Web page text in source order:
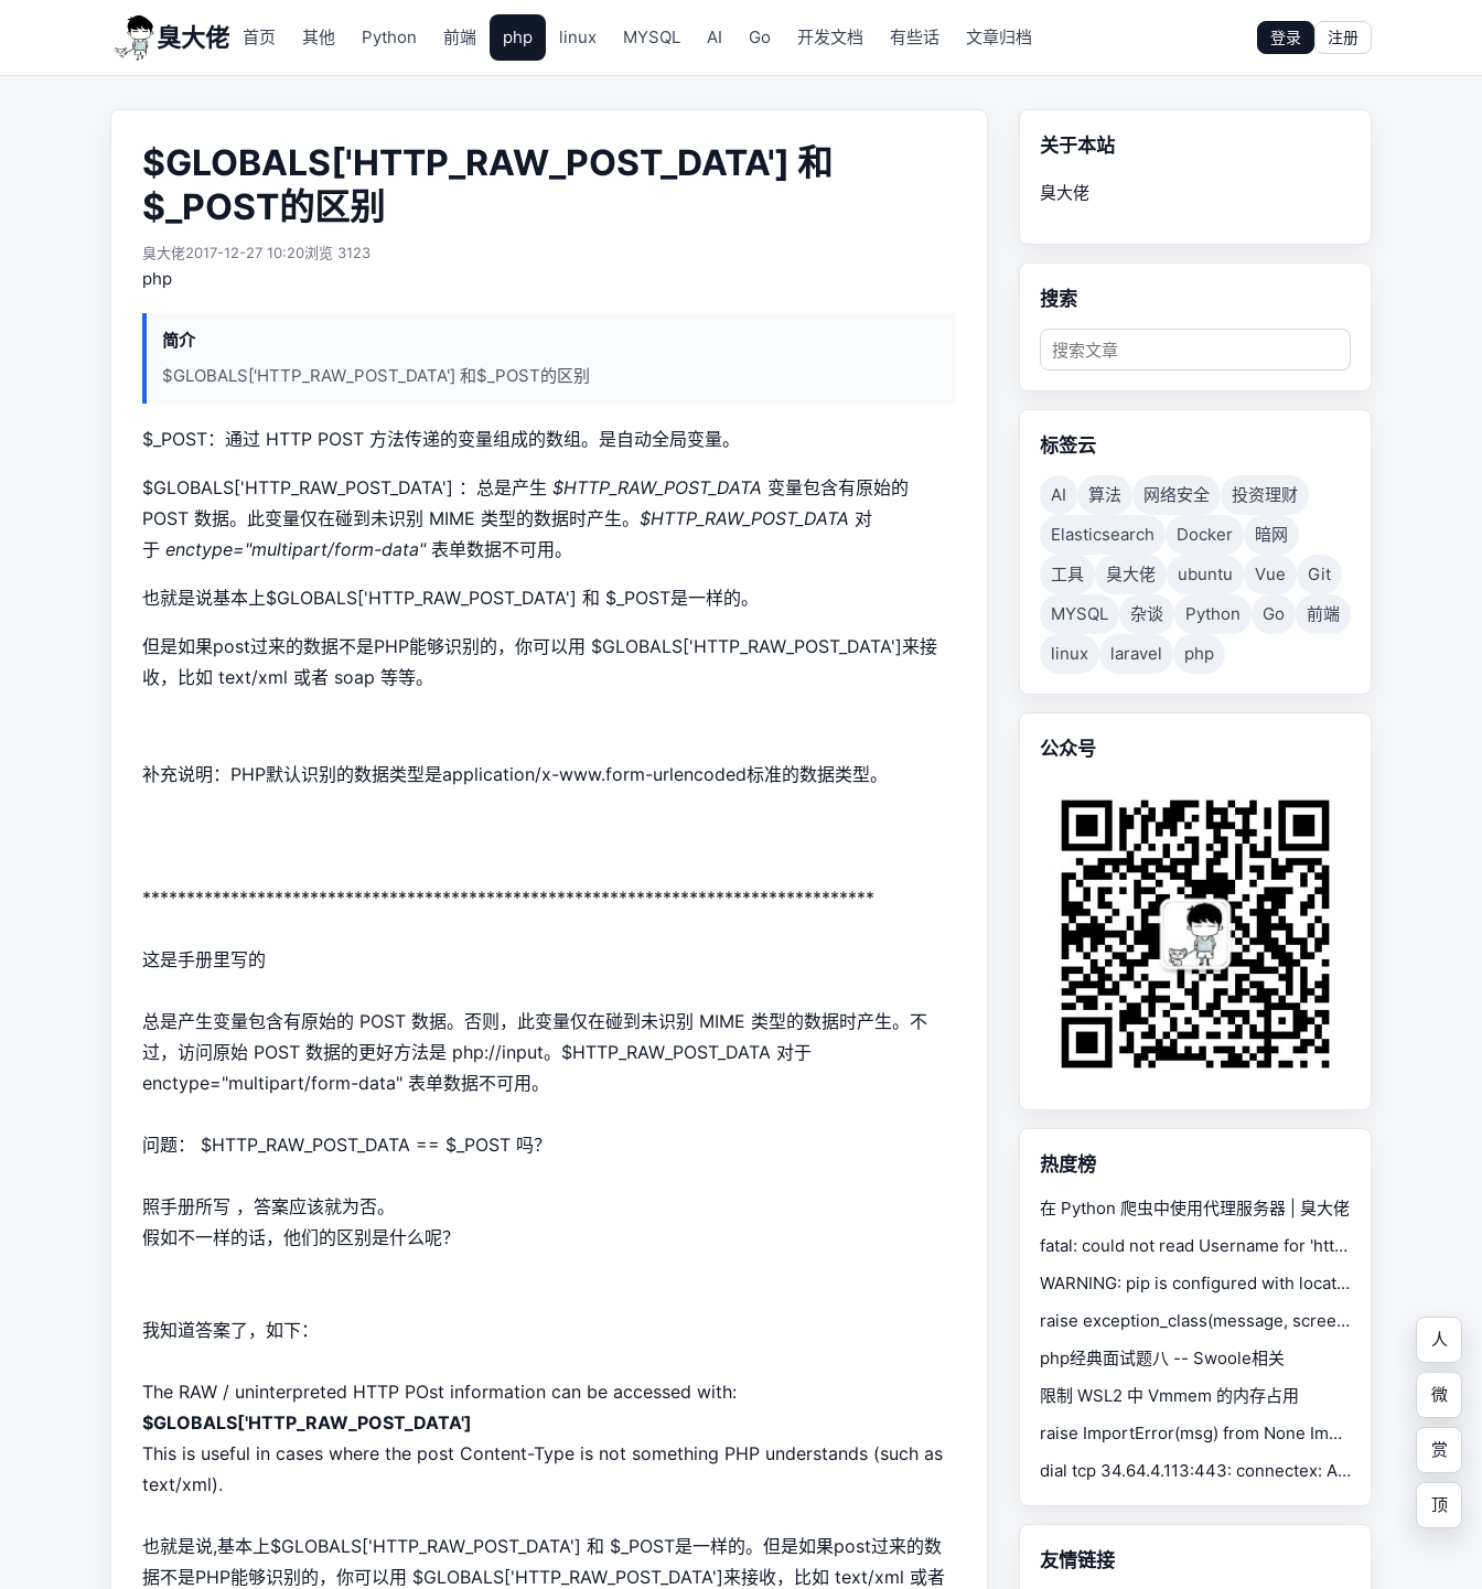
臭大佬 首页 其他 Python 前端 php linux MYSQL AI Go 开发文档 有些话 文章归档 登录 注册
$GLOBALS['HTTP_RAW_POST_DATA'] 和
$_POST的区别
臭大佬2017-12-27 10:20浏览 3123
php
简介
$GLOBALS['HTTP_RAW_POST_DATA'] 和$_POST的区别
$_POST：通过 HTTP POST 方法传递的变量组成的数组。是自动全局变量。
$GLOBALS['HTTP_RAW_POST_DATA'] ：总是产生 $HTTP_RAW_POST_DATA 变量包含有原始的
POST 数据。此变量仅在碰到未识别 MIME 类型的数据时产生。 $HTTP_RAW_POST_DATA 对
于 enctype="multipart/form-data"表单数据不可用。
也就是说基本上$GLOBALS['HTTP_RAW_POST_DATA'] 和 $_POST是一样的。
但是如果post过来的数据不是PHP能够识别的，你可以用 $GLOBALS['HTTP_RAW_POST_DATA']来接
收，比如 text/xml 或者 soap 等等。
补充说明：PHP默认识别的数据类型是application/x-www.form-urlencoded标准的数据类型。
***********************************************************************************
这是手册里写的
总是产生变量包含有原始的 POST 数据。否则，此变量仅在碰到未识别 MIME 类型的数据时产生。不
过，访问原始 POST 数据的更好方法是 php://input。$HTTP_RAW_POST_DATA 对于
enctype="multipart/form-data" 表单数据不可用。
问题： $HTTP_RAW_POST_DATA == $_POST 吗？
照手册所写 ，答案应该就为否。
假如不一样的话，他们的区别是什么呢？
我知道答案了，如下：
The RAW / uninterpreted HTTP POst information can be accessed with:
$GLOBALS['HTTP_RAW_POST_DATA']
This is useful in cases where the post Content-Type is not something PHP understands (such as
text/xml).
也就是说,基本上$GLOBALS['HTTP_RAW_POST_DATA'] 和 $_POST是一样的。但是如果post过来的数
据不是PHP能够识别的，你可以用 $GLOBALS['HTTP_RAW_POST_DATA']来接收，比如 text/xml 或者
关于本站
臭大佬
搜索
标签云
AI 算法 网络安全
投资理财
Elasticsearch
Docker
暗网
工具
臭大佬 ubuntu Vue
Git
MYSQL
杂谈 Python Go
前端
linux
laravel php
公众号
热度榜
在 Python 爬虫中使用代理服务器 | 臭大佬
fatal: could not read Username for 'https://gitee.com': No such device or address
WARNING: pip is configured with locations that require TLS/SSL, however the ssl module in Python is not available.
raise exception_class(message, screen, stacktrace) selenium.common.exceptions.SessionNotCreatedException
php经典面试题八 -- Swoole相关
限制 WSL2 中 Vmmem 的内存占用
raise ImportError(msg) from None ImportError: Missing optional dependency 'xlrd'. Install xlrd >= 1.0.0 for Excel support Use pip or conda to install xlrd.
dial tcp 34.64.4.113:443: connectex: A connection attempt failed because the connected party did not properly respond after a period of time, or established connection failed because connected host has failed to respond.
友情链接
人
微
赏
顶